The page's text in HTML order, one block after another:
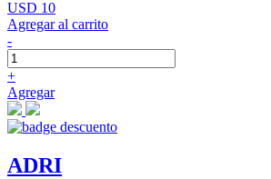
USD 10
Agregar al carrito
-
+
Agregar
ADRI